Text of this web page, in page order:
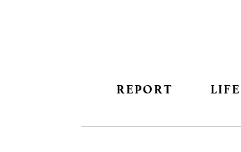
REPORT LIFE